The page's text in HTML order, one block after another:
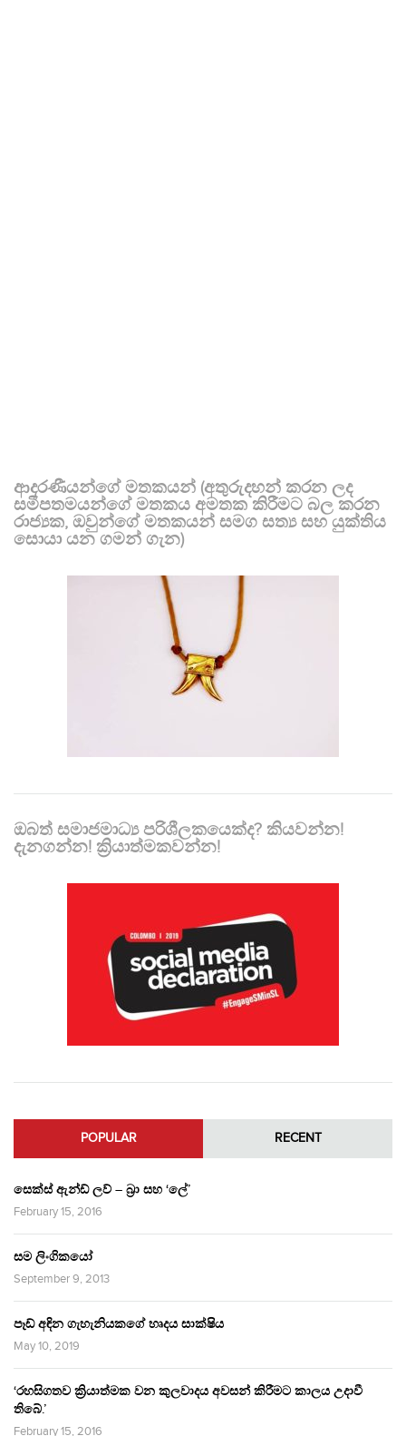
ආදරණීයන්ගේ මතකයන් (අතුරුදහන් කරන ලද
සමීපතමයන්ගේ මතකය අමතක කිරීමට බල කරන
රාජ්‍යක, ඔවුන්ගේ මතකයන් සමග සත්‍ය සහ යුක්තිය
සොයා යන ගමන් ගැන)
ඔබත් සමාජමාධ්‍ය පරිශීලකයෙක්ද? කියවන්න!
දැනගන්න! ක්‍රියාත්මකවන්න!
POPULAR RECENT
සෙක්ස් ඇන්ඩ් ලව් – බ්‍රා සහ ‘ලේ’
February 15, 2016
සම ලිංගිකයෝ
September 9, 2013
පෑඩ් අඳින ගැහැනියකගේ හෘදය සාක්ෂිය
May 10, 2019
‘රහසිගතව ක්‍රියාත්මක වන කුලවාදය අවසන් කිරීමට කාලය උදාවී
තිබේ.’
February 15, 2016